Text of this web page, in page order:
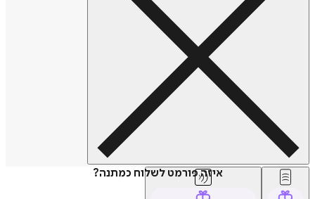
איזה פורמט לשלוח כמתנה?